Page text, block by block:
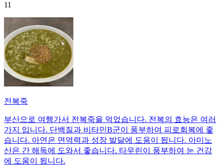
11
전복죽
부산으로 여행가서 전복죽을 먹었습니다. 전복의 효능은 여러
가지 입니다. 단백질과 비타민B군이 풍부하여 피로회복에 좋
습니다. 아연은 면역력과 성장 발달에 도움이 됩니다. 아미노
산은 간 해독에 도와서 좋습니다. 타우린이 풍부하여 눈 건강
에 도움이 됩니다.